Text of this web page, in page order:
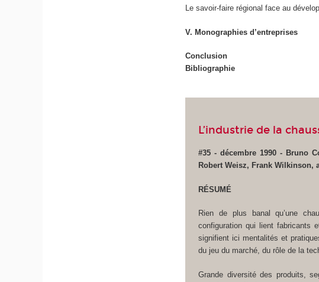
Le savoir-faire régional face au
V. Monographies d’entreprises
Conclusion
Bibliographie
L’industrie de la
#35 - décembre 1990 - Bruno
Robert Weisz, Frank Wilkinson,
RÉSUMÉ
Rien de plus banal qu’une
configuration qui lient fabricants
signifient ici mentalités et
du jeu du marché, du rôle de la
Grande diversité des produits,